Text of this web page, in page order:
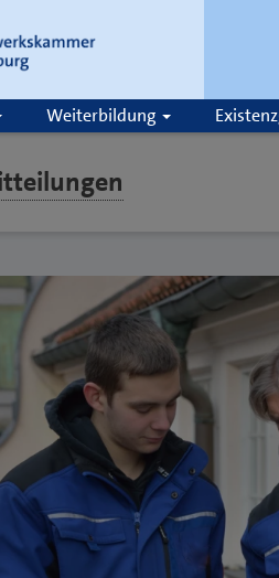
Weiterbildung